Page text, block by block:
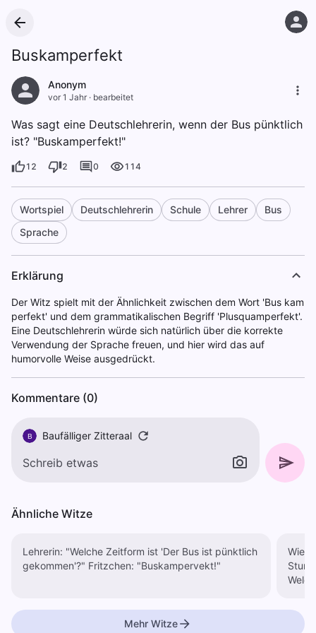
Buskamperfekt
Anonym
vor 1 Jahr · bearbeitet
Was sagt eine Deutschlehrerin, wenn der Bus pünktlich
ist? "Buskamperfekt!"
12 2 0 114
Wortspiel Deutschlehrerin Schule Lehrer
Bus
Sprache
Erklärung
Der Witz spielt mit der Ähnlichkeit zwischen dem Wort 'Bus kam
perfekt' und dem grammatikalischen Begriff 'Plusquamperfekt'.
Eine Deutschlehrerin würde sich natürlich über die korrekte
Verwendung der Sprache freuen, und hier wird das auf
humorvolle Weise ausgedrückt.
Kommentare (0)
B Baufälliger Zitteraal
Ähnliche Witze
Lehrerin: "Welche Zeitform ist 'Der Bus ist pünktlich
gekommen'?" Fritzchen: "Buskampervekt!"
Stunde
Mehr Witze